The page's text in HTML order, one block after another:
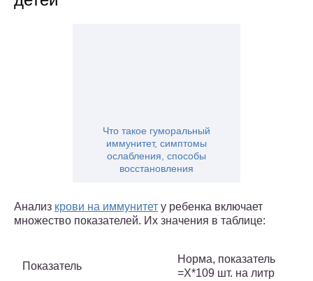
Что такое гуморальный
иммунитет, симптомы
ослабления, способы
восстановления
Анализ крови на иммунитет у ребенка включает
множество показателей. Их значения в таблице:
Показатель
Норма, показатель
=Х*109 шт. на литр